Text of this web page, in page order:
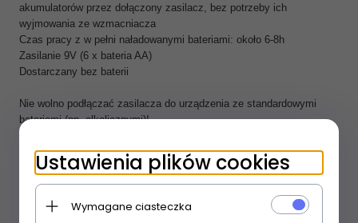
akumulatorów przez dołączony zasilacz, bez potrzeby ich
wyjmowania ze wzmacniacza
Czas pracy z w pełni naładowanymi bateriami: około 6-8h
Zasilanie 9V (6 x bateria AA)
Dostarczany bez baterii
Nie wolno podłączać zasilacza do urządzenia ze standardowymi
bateriami (np. alkalicznymi)!
OPINIE KLIENTÓW
Ustawienia plików cookies
Wymagane ciasteczka